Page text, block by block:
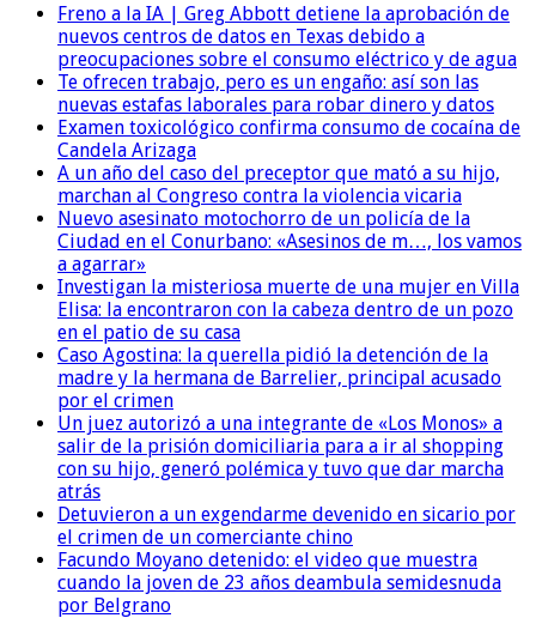
Freno a la IA | Greg Abbott detiene la aprobación de
nuevos centros de datos en Texas debido a
preocupaciones sobre el consumo eléctrico y de agua
Te ofrecen trabajo, pero es un engaño: así son las
nuevas estafas laborales para robar dinero y datos
Examen toxicológico confirma consumo de cocaína de
Candela Arizaga
A un año del caso del preceptor que mató a su hijo,
marchan al Congreso contra la violencia vicaria
Nuevo asesinato motochorro de un policía de la
Ciudad en el Conurbano: «Asesinos de m…, los vamos
a agarrar»
Investigan la misteriosa muerte de una mujer en Villa
Elisa: la encontraron con la cabeza dentro de un pozo
en el patio de su casa
Caso Agostina: la querella pidió la detención de la
madre y la hermana de Barrelier, principal acusado
por el crimen
Un juez autorizó a una integrante de «Los Monos» a
salir de la prisión domiciliaria para a ir al shopping
con su hijo, generó polémica y tuvo que dar marcha
atrás
Detuvieron a un exgendarme devenido en sicario por
el crimen de un comerciante chino
Facundo Moyano detenido: el video que muestra
cuando la joven de 23 años deambula semidesnuda
por Belgrano